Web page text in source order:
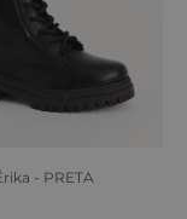
- PRETA